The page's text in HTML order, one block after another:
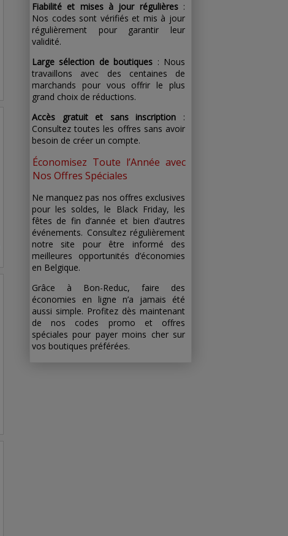
Fiabilité et mises à jour régulières:
Nos codes sont vérifiés et mis à jour
régulièrement pour garantir leur
validité.
Large sélection de boutiques : Nous
travaillons avec des centaines de
marchands pour vous offrir le plus
grand choix de réductions.
Accès gratuit et sans inscription :
Consultez toutes les offres sans avoir
besoin de créer un compte.
Économisez Toute l’Année avec
Nos Offres Spéciales
Ne manquez pas nos offres exclusives
pour les soldes, le Black Friday, les
fêtes de fin d’année et bien d’autres
événements. Consultez régulièrement
notre site pour être informé des
meilleures opportunités d’économies
en Belgique.
Grâce à Bon-Reduc, faire des
économies en ligne n’a jamais été
aussi simple. Profitez dès maintenant
de nos codes promo et offres
spéciales pour payer moins cher sur
vos boutiques préférées.